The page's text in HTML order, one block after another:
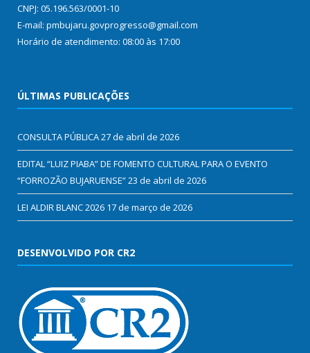
CNPJ: 05.196.563/0001-10
E-mail: pmbujaru.govprogresso@gmail.com
Horário de atendimento: 08:00 às 17:00
ÚLTIMAS PUBLICAÇÕES
CONSULTA PÚBLICA27 de abril de 2026
EDITAL “LUIZ PIABA” DE FOMENTO CULTURAL PARA O EVENTO
“FORROZÃO BUJARUENSE”23 de abril de 2026
LEI ALDIR BLANC 2026 17 de março de 2026
DESENVOLVIDO POR CR2